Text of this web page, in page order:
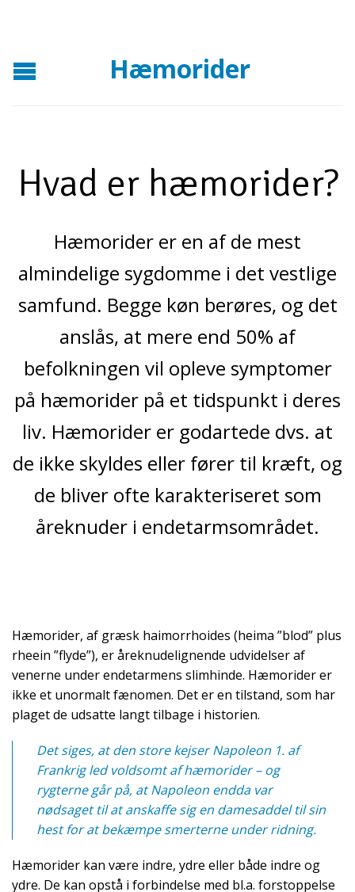
Hæmorider
Hvad er hæmorider?
Hæmorider er en af de mest
almindelige sygdomme i det vestlige
samfund. Begge køn berøres, og det
anslås, at mere end 50% af
befolkningen vil opleve symptomer
på hæmorider på et tidspunkt i deres
liv. Hæmorider er godartede dvs. at
de ikke skyldes eller fører til kræft, og
de bliver ofte karakteriseret som
åreknuder i endetarmsområdet.
Hæmorider, af græsk haimorrhoides (heima ”blod” plus
rheein ”flyde”), er åreknudelignende udvidelser af
venerne under endetarmens slimhinde. Hæmorider er
ikke et unormalt fænomen. Det er en tilstand, som har
plaget de udsatte langt tilbage i historien.
Det siges, at den store kejser Napoleon 1. af
Frankrig led voldsomt af hæmorider – og
rygterne går på, at Napoleon endda var
nødsaget til at anskaffe sig en damesaddel til sin
hest for at bekæmpe smerterne under ridning.
Hæmorider kan være indre, ydre eller både indre og
ydre. De kan opstå i forbindelse med bl.a. forstoppelse